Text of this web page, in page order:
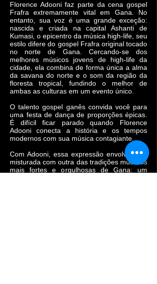
Florence Adooni faz parte da cena gospel
Frafra extremamente vital em Gana. No
entanto, sua voz é uma grande exceção:
nascida e criada na capital Ashanti de
Kumasi, o epicentro da música high-life, seu
estilo difere do gospel Frafra original tocado
no norte de Gana. Cercando-se dos
melhores músicos jovens de high-life da
cidade, ela combina de forma única a alma
da savana do norte e o som da região da
floresta tropical, fundindo o melhor de
ambas as culturas em um evento único.
O talento gospel ganês convida você para
uma festa de dança de proporções épicas.
É difícil ficar parado quando Florence
Adooni conecta a história e os tempos
modernos com sua música contagiante.
Com Adooni, essa expressão envolvente é
misturada com outra das tradições musicais
mais fortes e orgulhosas de Gana: um